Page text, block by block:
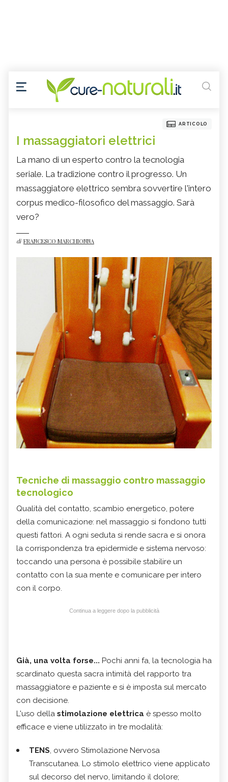
ARTICOLO
I massaggiatori elettrici
La mano di un esperto contro la tecnologia
seriale. La tradizione contro il progresso. Un
massaggiatore elettrico sembra sovvertire l'intero
corpus medico-filosofico del massaggio. Sarà
vero?
di FRANCESCO MARCHIONNA
Tecniche di massaggio contro massaggio
tecnologico
Qualità del contatto, scambio energetico, potere
della comunicazione: nel massaggio si fondono tutti
questi fattori. A ogni seduta si rende sacra e si onora
la corrispondenza tra epidermide e sistema nervoso:
toccando una persona è possibile stabilire un
contatto con la sua mente e comunicare per intero
con il corpo.
Continua a leggere dopo la pubblicità
Già, una volta forse... Pochi anni fa, la tecnologia ha
scardinato questa sacra intimità del rapporto tra
massaggiatore e paziente e si è imposta sul mercato
con decisione.
L'uso della stimolazione elettrica è spesso molto
efficace e viene utilizzato in tre modalità:
TENS, ovvero Stimolazione Nervosa
Transcutanea. Lo stimolo elettrico viene applicato
sul decorso del nervo, limitando il dolore;